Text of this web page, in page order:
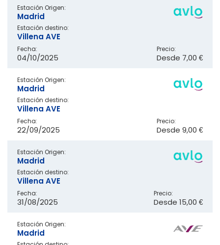
Estación Origen:
Madrid
Estación destino:
Villena AVE
Fecha:
04/10/2025
Precio:
Desde 7,00 €
Estación Origen:
Madrid
Estación destino:
Villena AVE
Fecha:
22/09/2025
Precio:
Desde 9,00 €
Estación Origen:
Madrid
Estación destino:
Villena AVE
Fecha:
31/08/2025
Precio:
Desde 15,00 €
Estación Origen:
Madrid